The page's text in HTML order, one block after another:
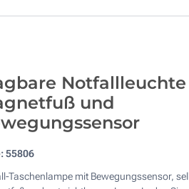
und
55806
Taschenlampe mit Bewegungssensor,